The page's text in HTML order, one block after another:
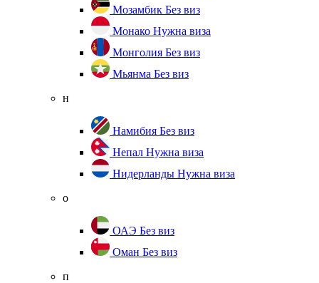
Мозамбик Без виз
Монако Нужна виза
Монголия Без виз
Мьянма Без виз
н
Намибия Без виз
Непал Нужна виза
Нидерланды Нужна виза
о
ОАЭ Без виз
Оман Без виз
п